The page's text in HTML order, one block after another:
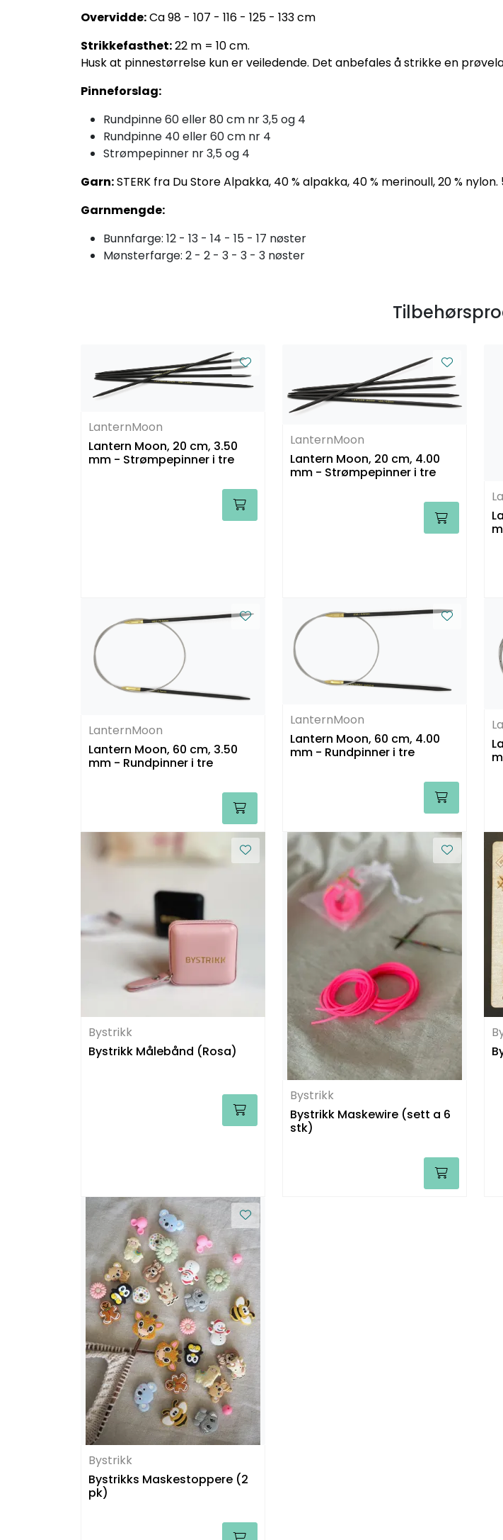
Overvidde:Ca 98 - 107 - 116 - 125 - 133 cm
Strikkefasthet:22 m = 10 cm.
Husk at pinnestørrelse kun er veiledende. Det anbefales å strikke en
Pinneforslag:
Rundpinne 60 eller 80 cm nr 3,5 og 4
Rundpinne 40 eller 60 cm nr 4
Strømpepinner nr 3,5 og 4
Garn:STERK fra Du Store Alpakka, 40 % alpakka, 40 % merinoull, 20 % nylon.
Garnmengde:
Bunnfarge: 12 - 13 - 14 - 15 - 17 nøster
Mønsterfarge: 2 - 2 - 3 - 3 - 3 nøster
LanternMoon
Lantern Moon, 20 cm, 3.50
mm - Strømpepinner i tre
LanternMoon
Lantern Moon, 20 cm, 4.00
mm - Strømpepinner i tre
LanternMoon
Lantern Moon, 60 cm, 3.50
mm - Rundpinner i tre
LanternMoon
Lantern Moon, 60 cm, 4.00
mm - Rundpinner i tre
Bystrikk
Bystrikk Målebånd (Rosa)
Bystrikk
Bystrikk Maskewire (sett a 6
stk)
Bystrikk
Bystrikks Maskestoppere (2
pk)